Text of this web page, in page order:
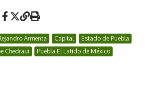
Armenta Capital
Estado de Puebla
Chedraui
Puebla El Latido de México